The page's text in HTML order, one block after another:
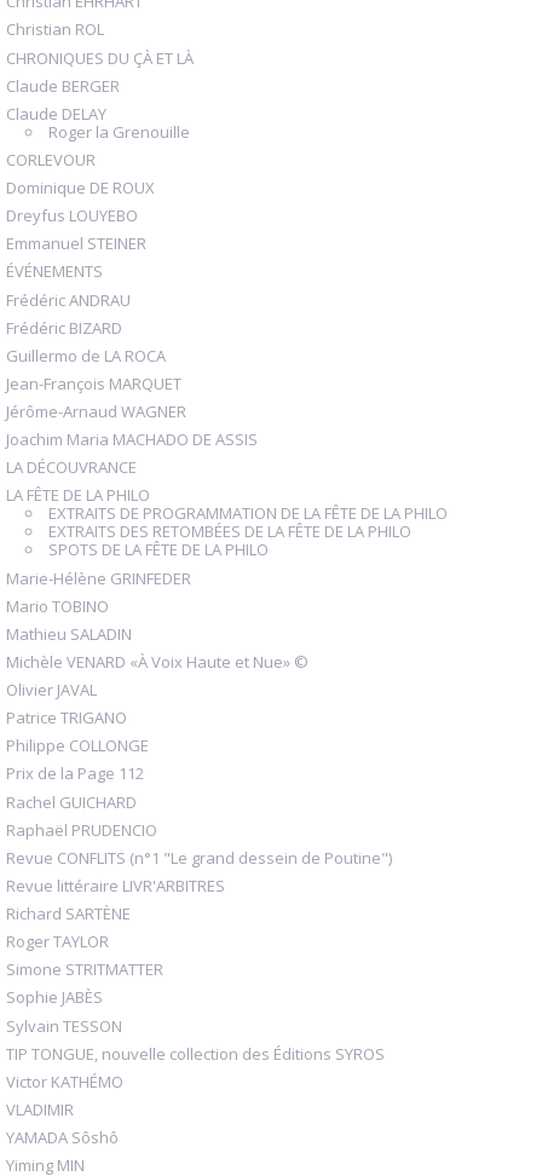
Christian ROL
CHRONIQUES DU ÇÀ ET LÀ
Claude BERGER
Claude DELAY
Roger la Grenouille
CORLEVOUR
Dominique DE ROUX
Dreyfus LOUYEBO
Emmanuel STEINER
ÉVÉNEMENTS
Frédéric ANDRAU
Frédéric BIZARD
Guillermo de LA ROCA
Jean-François MARQUET
Jérôme-Arnaud WAGNER
Joachim Maria MACHADO DE ASSIS
LA DÉCOUVRANCE
LA FÊTE DE LA PHILO
EXTRAITS DE PROGRAMMATION DE LA FÊTE DE LA PHILO
EXTRAITS DES RETOMBÉES DE LA FÊTE DE LA PHILO
SPOTS DE LA FÊTE DE LA PHILO
Marie-Hélène GRINFEDER
Mario TOBINO
Mathieu SALADIN
Michèle VENARD «À Voix Haute et Nue» ©
Olivier JAVAL
Patrice TRIGANO
Philippe COLLONGE
Prix de la Page 112
Rachel GUICHARD
Raphaël PRUDENCIO
Revue CONFLITS (n°1 "Le grand dessein de Poutine")
Revue littéraire LIVR'ARBITRES
Richard SARTÈNE
Roger TAYLOR
Simone STRITMATTER
Sophie JABÈS
Sylvain TESSON
TIP TONGUE, nouvelle collection des Éditions SYROS
Victor KATHÉMO
VLADIMIR
YAMADA Sôshô
Yiming MIN